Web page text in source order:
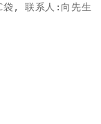
袋, 联系人:向先生